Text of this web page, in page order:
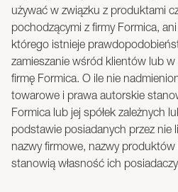
używać w związku z produktami
pochodzącymi z firmy Formica,
którego istnieje
zamieszanie wśród klientów lub
firmę Formica. O ile nie
towarowe i prawa autorskie
Formica lub jej spółek zależnych
podstawie posiadanych przez nie
nazwy firmowe, nazwy
stanowią własność ich